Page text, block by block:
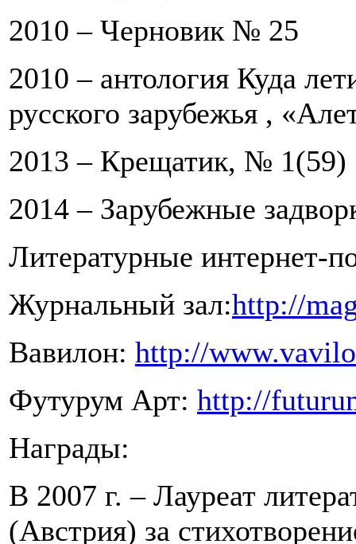
2010 – Черновик № 25
2010 – антология Куда
русского зарубежья ,
2013 – Крещатик, № 1(59)
2014 – Зарубежные
Литературные интернет-
Журнальный зал:http://
Вавилон: http://
Футурум Арт: http://
Награды:
В 2007 г. – Лауреат
(Австрия) за